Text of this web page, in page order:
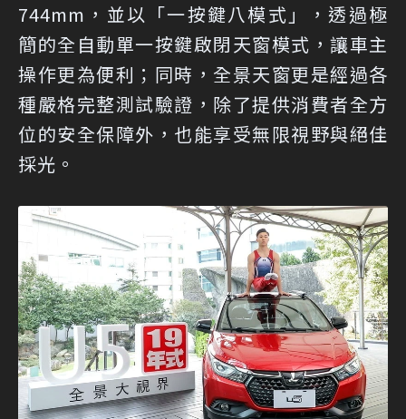
744mm，並以「一按鍵八模式」，透過極
簡的全自動單一按鍵啟閉天窗模式，讓車主
操作更為便利；同時，全景天窗更是經過各
種嚴格完整測試驗證，除了提供消費者全方
位的安全保障外，也能享受無限視野與絕佳
採光。